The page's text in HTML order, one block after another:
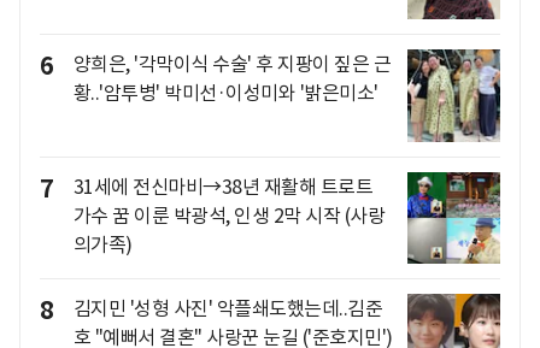
6
양희은, '각막이식 수술' 후 지팡이 짚은 근
황..'암투병' 박미선·이성미와 '밝은미소'
7
31세에 전신마비→38년 재활해 트로트
가수 꿈 이룬 박광석, 인생 2막 시작 (사랑
의가족)
8
김지민 '성형 사진' 악플쇄도했는데..김준
호 "예뻐서 결혼" 사랑꾼 눈길 ('준호지민')